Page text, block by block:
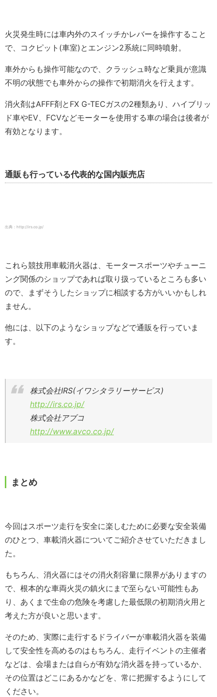
火災発生時には車内外のスイッチかレバーを操作すること
で、コクピット(車室)とエンジン2系統に同時噴射。
車外からも操作可能なので、クラッシュ時など乗員が意識
不明の状態でも車外からの操作で初期消火を行えます。
消火剤はAFFF剤とFX G-TECガスの2種類あり、ハイブリッ
ド車やEV、FCVなどモーターを使用する車の場合は後者が
有効となります。
通販も行っている代表的な国内販売店
出典：http://irs.co.jp/
これら競技用車載消火器は、モータースポーツやチューニ
ング関係のショップであれば取り扱っているところも多い
ので、まずそうしたショップに相談する方がいいかもしれ
ません。
他には、以下のようなショップなどで通販を行っていま
す。
株式会社IRS(イワシタラリーサービス)
http://irs.co.jp/
株式会社アブコ
http://www.avco.co.jp/
まとめ
今回はスポーツ走行を安全に楽しむために必要な安全装備
のひとつ、車載消火器についてご紹介させていただきまし
た。
もちろん、消火器にはその消火剤容量に限界がありますの
で、根本的な車両火災の鎮火にまで至らない可能性もあ
り、あくまで生命の危険を考慮した最低限の初期消火用と
考えた方が良いと思います。
そのため、実際に走行するドライバーが車載消火器を装備
して安全性を高めるのはもちろん、走行イベントの主催者
などは、会場または自らが有効な消火器を持っているか、
その位置はどこにあるかなどを、常に把握するようにして
ください。